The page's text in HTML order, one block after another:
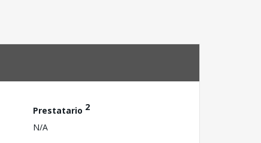
Prestatario 2
N/A